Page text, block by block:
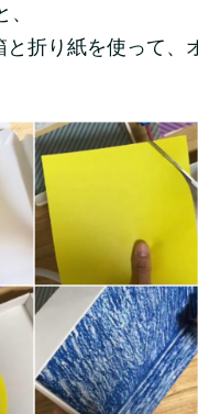
折り紙を使って、